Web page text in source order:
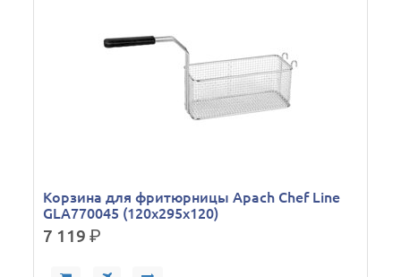
Корзина для фритюрницы Apach Chef Line
GLA770045 (120х295х120)
7 119р.